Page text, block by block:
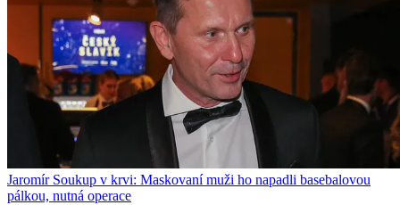
Jaromír Soukup v krvi: Maskovaní muži ho napadli basebalovou
pálkou, nutná operace